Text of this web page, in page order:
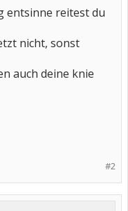
entsinne reitest du
nicht, sonst
auch deine knie
#2